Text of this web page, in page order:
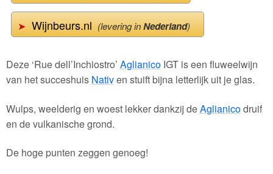
➤Wijnbeurs.nl(levering inNederland)
Deze ‘Rue dell’Inchiostro’ AglianicoIGT is een fluweelwijn
van het succeshuis Nativen stuift bijna letterlijk uit je glas.
Wulps, weelderig en woest lekker dankzij deAglianicodruif
en de vulkanische grond.
De hoge punten zeggen genoeg!